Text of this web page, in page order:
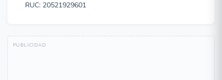
RUC: 20521929601